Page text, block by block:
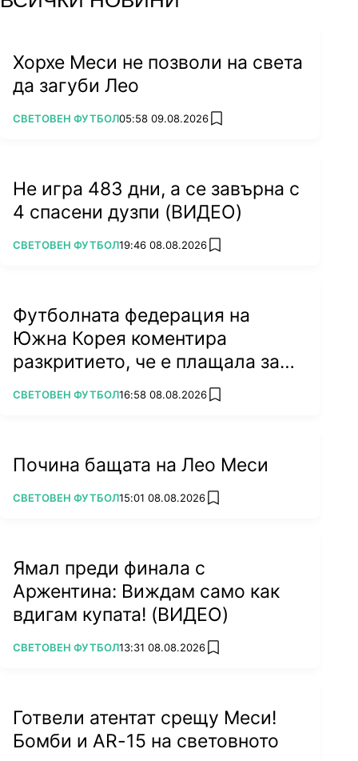
Хорхе Меси не позволи на света
да загуби Лео
ПОВЕЧЕ ОТ
СВЕТОВЕН ФУТБОЛ05:58 09.08.2026 add favorites
Не игра 483 дни, а се завърна с
4 спасени дузпи (ВИДЕО)
ПОВЕЧЕ ОТ
СВЕТОВЕН ФУТБОЛ19:46 08.08.2026 add favorites
Футболната федерация на
Южна Корея коментира
разкритието, че е плащала за
секс
ПОВЕЧЕ ОТ
СВЕТОВЕН ФУТБОЛ16:58 08.08.2026 add favorites
Почина бащата на Лео Меси
ПОВЕЧЕ ОТ
СВЕТОВЕН ФУТБОЛ15:01 08.08.2026 add favorites
Ямал преди финала с
Аржентина: Виждам само как
вдигам купата! (ВИДЕО)
ПОВЕЧЕ ОТ
СВЕТОВЕН ФУТБОЛ13:31 08.08.2026 add favorites
Готвели атентат срещу Меси!
Бомби и AR-15 на световното